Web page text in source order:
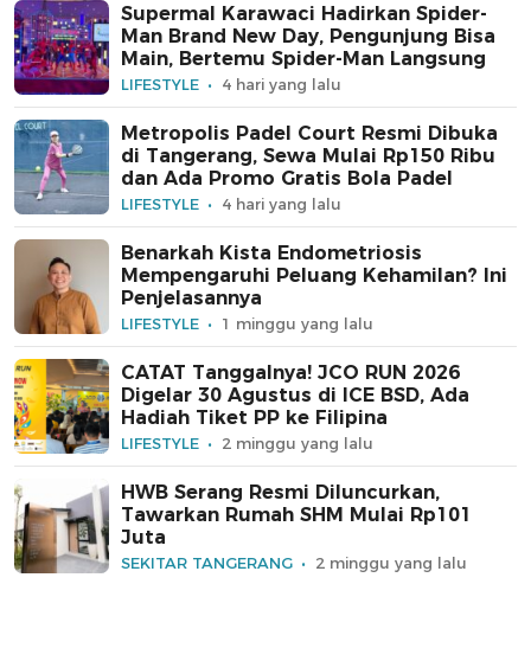
Supermal Karawaci Hadirkan Spider-
Man Brand New Day, Pengunjung Bisa
Main, Bertemu Spider-Man Langsung
LIFESTYLE 4 hari yang lalu
Metropolis Padel Court Resmi Dibuka
di Tangerang, Sewa Mulai Rp150 Ribu
dan Ada Promo Gratis Bola Padel
LIFESTYLE 4 hari yang lalu
Benarkah Kista Endometriosis
Mempengaruhi Peluang Kehamilan? Ini
Penjelasannya
LIFESTYLE 1 minggu yang lalu
CATAT Tanggalnya! JCO RUN 2026
Digelar 30 Agustus di ICE BSD, Ada
Hadiah Tiket PP ke Filipina
LIFESTYLE 2 minggu yang lalu
HWB Serang Resmi Diluncurkan,
Tawarkan Rumah SHM Mulai Rp101
Juta
SEKITAR TANGERANG 2 minggu yang lalu